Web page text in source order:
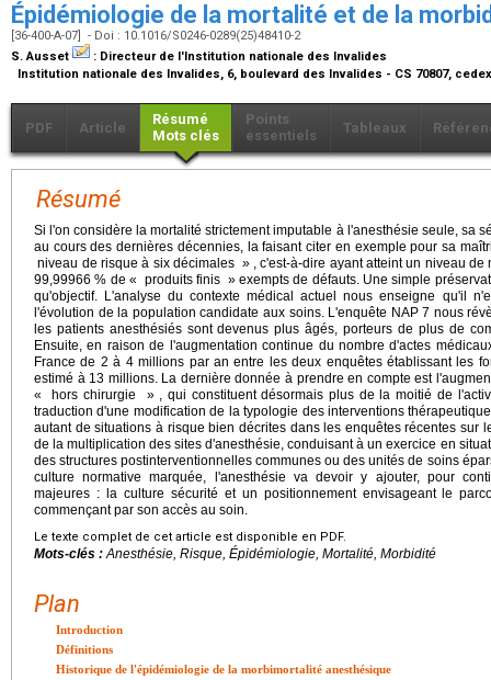
Épidémiologie de la mortalité et de la
[36-400-A-07] - Doi : 10.1016/S0246-0289(25)48410-2
S. Ausset
: Directeur de l'Institution nationale des Invalides
Institution nationale des Invalides, 6, boulevard des Invalides - CS 70807,
PDF Article
Résumé
Mots clés
Points
essentiels
Tableaux
Résumé
Si l'on considère la mortalité strictement imputable à l'anesthésie seule, sa
au cours des dernières décennies, la faisant citer en exemple pour sa
niveau de risque à six décimales » , c'est-à-dire ayant atteint un niveau de
99,99966 % de « produits finis » exempts de défauts. Une simple
qu'objectif. L'analyse du contexte médical actuel nous enseigne qu'il
l'évolution de la population candidate aux soins. L'enquête NAP 7 nous
les patients anesthésiés sont devenus plus âgés, porteurs de plus de
Ensuite, en raison de l'augmentation continue du nombre d'actes
France de 2 à 4 millions par an entre les deux enquêtes établissant les
estimé à 13 millions. La dernière donnée à prendre en compte est
« hors chirurgie » , qui constituent désormais plus de la moitié de
traduction d'une modification de la typologie des interventions
autant de situations à risque bien décrites dans les enquêtes récentes sur
de la multiplication des sites d'anesthésie, conduisant à un exercice en
des structures postinterventionnelles communes ou des unités de soins
culture normative marquée, l'anesthésie va devoir y ajouter, pour
majeures : la culture sécurité et un positionnement envisageant le
commençant par son accès au soin.
Le texte complet de cet article est disponible en PDF.
Mots-clés : Anesthésie, Risque, Épidémiologie, Mortalité, Morbidité
Plan
Introduction
Définitions
Historique de l'épidémiologie de la morbimortalité anesthésique